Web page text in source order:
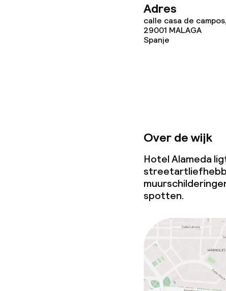
Adres
calle casa de
29001 MALAGA
Spanje
Over de wijk
Hotel Alameda
spotten.